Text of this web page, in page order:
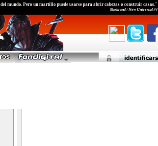
mundo. Pero un martillo puede usarse para abrir cabezas o construir casas."
Starbrand / New Universal #4